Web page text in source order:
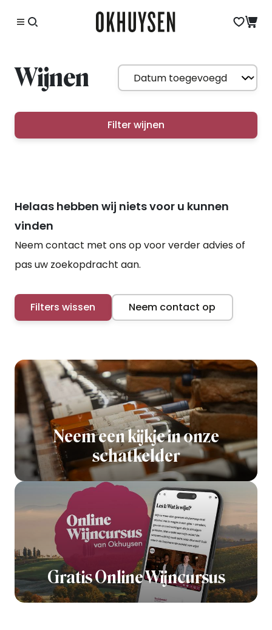
Wijnen
Filter wijnen
Helaas hebben wij niets voor u kunnen
vinden
Neem contact met ons op voor verder advies of
pas uw zoekopdracht aan.
Filters wissen Neem contact op
Neem een kijkje in onze
schatkelder
Gratis Online Wijncursus